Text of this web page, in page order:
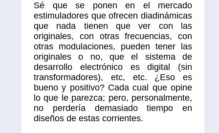
Sé que se ponen en el mercado
estimuladores que ofrecen diadinámicas
que nada tienen que ver con las
originales, con otras frecuencias, con
otras modulaciones, pueden tener las
originales o no, que el sistema de
desarrollo electrónico es digital (sin
transformadores), etc, etc. ¿Eso es
bueno y positivo? Cada cual que opine
lo que le parezca; pero, personalmente,
no perdería demasiado tiempo en
diseños de estas corrientes.